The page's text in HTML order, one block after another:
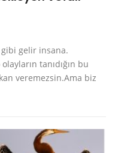
gibi gelir insana.
tanıdığın bu
veremezsin.Ama biz